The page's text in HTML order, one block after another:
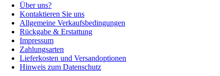
Über uns?
Kontaktieren Sie uns
Allgemeine Verkaufsbedingungen
Rückgabe & Erstattung
Impressum
Zahlungsarten
Lieferkosten und Versandoptionen
Hinweis zum Datenschutz